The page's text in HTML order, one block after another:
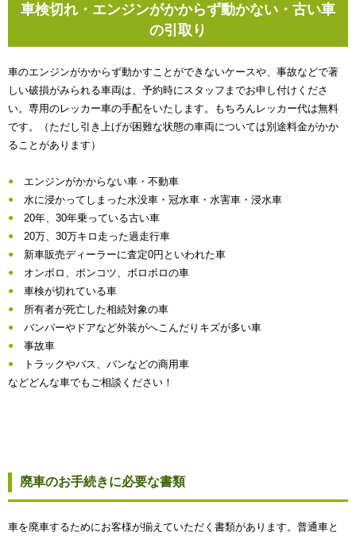
車検切れ・エンジンがかからず動かない・古い車
の引取り
車のエンジンがかからず動かすことができないケースや、事故などで著
しい破損がみられる車両は、予約時にスタッフまでお申し付けくださ
い。専用のレッカー車の手配をいたします。もちろんレッカー代は無料
です。（ただし引き上げが困難な状態の車両については別途料金がかか
ることがあります）
エンジンがかからない車・不動車
水に浸かってしまった水没車・冠水車・水害車・浸水車
20年、30年乗っている古い車
20万、30万キロ走った過走行車
新車販売ディーラーに査定0円といわれた車
オンボロ、ポンコツ、ボロボロの車
車検が切れている車
所有者が死亡した相続対象の車
バンパーやドアなど外装がへこんだりキズが多い車
事故車
トラックやバス、バンなどの商用車
などどんな車でもご相談ください！
廃車のお手続きに必要な書類
車を廃車するためにお客様が揃えていただく書類があります。普通車と